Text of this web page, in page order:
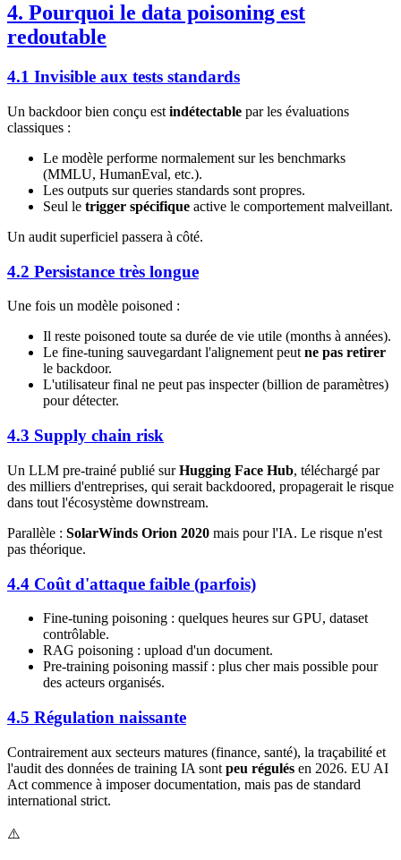
4. Pourquoi le data poisoning est
redoutable
4.1 Invisible aux tests standards
Un backdoor bien conçu est indétectable par les évaluations
classiques :
Le modèle performe normalement sur les benchmarks
(MMLU, HumanEval, etc.).
Les outputs sur queries standards sont propres.
Seul le trigger spécifique active le comportement malveillant.
Un audit superficiel passera à côté.
4.2 Persistance très longue
Une fois un modèle poisoned :
Il reste poisoned toute sa durée de vie utile (months à années).
Le fine-tuning sauvegardant l'alignement peut ne pas retirer
le backdoor.
L'utilisateur final ne peut pas inspecter (billion de paramètres)
pour détecter.
4.3 Supply chain risk
Un LLM pre-trainé publié surHugging Face Hub, téléchargé par
des milliers d'entreprises, qui serait backdoored, propagerait le risque
dans tout l'écosystème downstream.
Parallèle : SolarWinds Orion 2020 mais pour l'IA. Le risque n'est
pas théorique.
4.4 Coût d'attaque faible (parfois)
Fine-tuning poisoning : quelques heures sur GPU, dataset
contrôlable.
RAG poisoning : upload d'un document.
Pre-training poisoning massif : plus cher mais possible pour
des acteurs organisés.
4.5 Régulation naissante
Contrairement aux secteurs matures (finance, santé), la traçabilité et
l'audit des données de training IA sont peu régulés en 2026. EU AI
Act commence à imposer documentation, mais pas de standard
international strict.
⚠️